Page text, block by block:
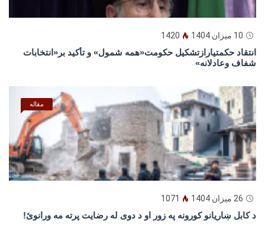
10 میزان 1404 1420
انتقاد حکمتیارازتشکیل حکومت«همه شمول» و تأکید بر«انتخابات
شفاف وعادلانه»
مقاله
26 میزان 1404 1071
د كابل ښاريانو كورونه په زور او د دوى له رضايت پرته مه ورانوئ!